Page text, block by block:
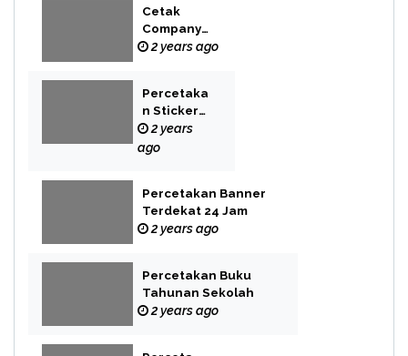
Cetak
Company
Profile Bekasi
2 years ago
Percetaka
n Sticker
Label
2 years
ago
Percetakan Banner
Terdekat 24 Jam
2 years ago
Percetakan Buku
Tahunan Sekolah
2 years ago